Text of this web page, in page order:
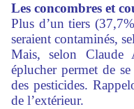
Les concombres et
Plus d’un tiers
seraient contaminés,
Mais, selon
éplucher permet de
des pesticides.
de l’extérieur.